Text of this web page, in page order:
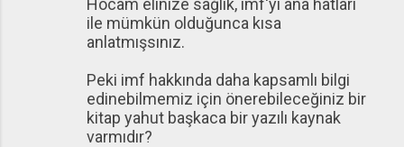
Hocam elinize sağlık, imf'yi ana hatları
ile mümkün olduğunca kısa
anlatmışsınız.
Peki imf hakkında daha kapsamlı bilgi
edinebilmemiz için önerebileceğiniz bir
kitap yahut başkaca bir yazılı kaynak
varmıdır?